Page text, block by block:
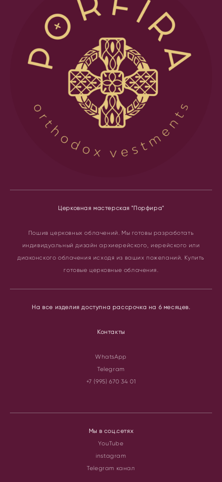
Церковная мастерская "Порфира"
Пошив церковных облачений. Мы готовы разработать
индивидуальный дизайн архиерейского, иерейского или
диаконского облачения исходя из ваших пожеланий. Купить
готовые церковные облачения.
На все изделия доступна рассрочка на 6 месяцев.
Контакты
WhatsApp
Telegram
+7 (995) 670 34 01
Мы в соц.сетях
YouTube
instagram
Telegram канал